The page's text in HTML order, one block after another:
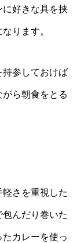
に好きな具を挟
ります。
持参しておけば
ら朝食をとる
さを重視した
んだり巻いた
カレーを使っ